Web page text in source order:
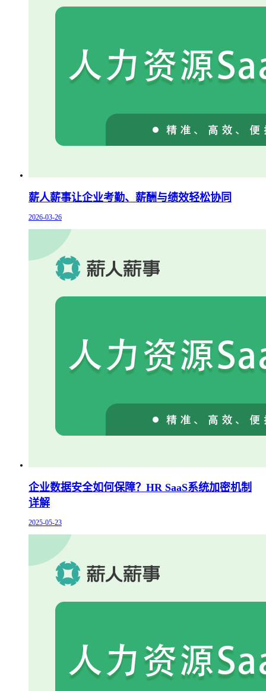
薪人薪事让企业考勤、薪酬与绩效轻松协同
2026-03-26
企业数据安全如何保障？HR SaaS系统加密机制
详解
2025-05-23